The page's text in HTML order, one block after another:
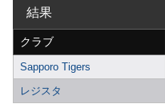
結果
クラブ
Sapporo Tigers
レジスタ